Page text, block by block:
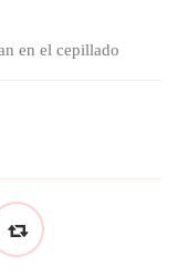
en el cepillado